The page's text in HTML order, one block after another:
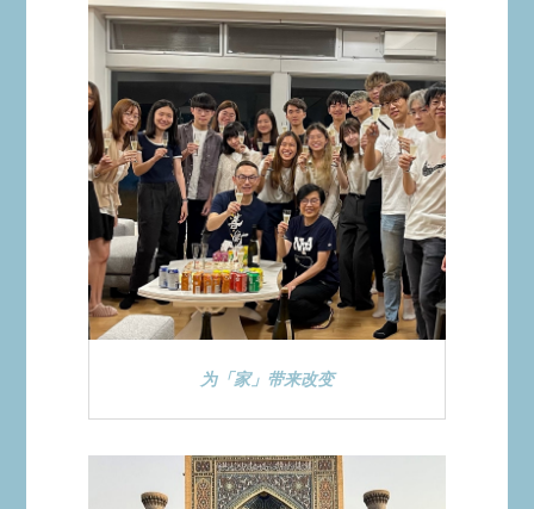
为「家」带来改变